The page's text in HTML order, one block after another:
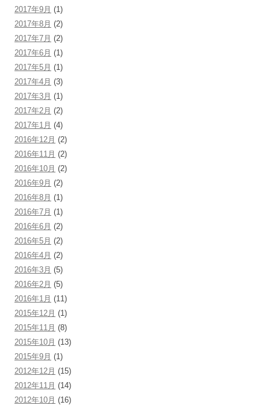
2017年9月 (1)
2017年8月 (2)
2017年7月 (2)
2017年6月 (1)
2017年5月 (1)
2017年4月 (3)
2017年3月 (1)
2017年2月 (2)
2017年1月 (4)
2016年12月 (2)
2016年11月 (2)
2016年10月 (2)
2016年9月 (2)
2016年8月 (1)
2016年7月 (1)
2016年6月 (2)
2016年5月 (2)
2016年4月 (2)
2016年3月 (5)
2016年2月 (5)
2016年1月 (11)
2015年12月 (1)
2015年11月 (8)
2015年10月 (13)
2015年9月 (1)
2012年12月 (15)
2012年11月 (14)
2012年10月 (16)